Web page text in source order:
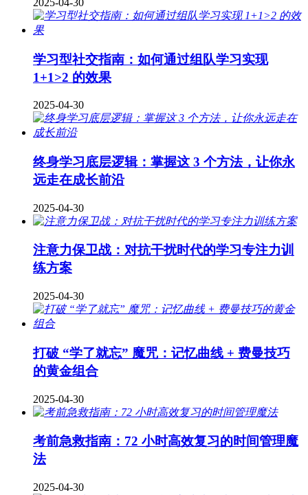
学习型社交指南：如何通过组队学习实现
1+1>2 的效果
2025-04-30
终身学习底层逻辑：掌握这 3 个方法，让你永
远走在成长前沿
2025-04-30
注意力保卫战：对抗干扰时代的学习专注力训
练方案
2025-04-30
打破 “学了就忘” 魔咒：记忆曲线 + 费曼技巧
的黄金组合
2025-04-30
考前急救指南：72 小时高效复习的时间管理魔
法
2025-04-30